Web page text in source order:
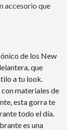
accesorio que
de los New
que
a tu look.
materiales de
esta gorra te
todo el día.
es una